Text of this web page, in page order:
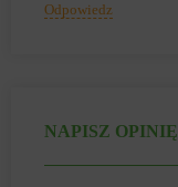
Odpowiedz
NAPISZ OPINIĘ